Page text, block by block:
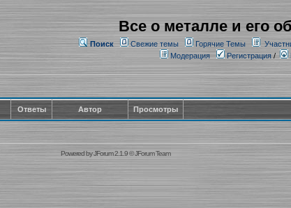
Все о металле и его
Поиск Свежие темы Горячие Темы
Модерация
Регистрация/
Ответы Автор Просмотры
Powered byJForum 2.1.9©JForum Team